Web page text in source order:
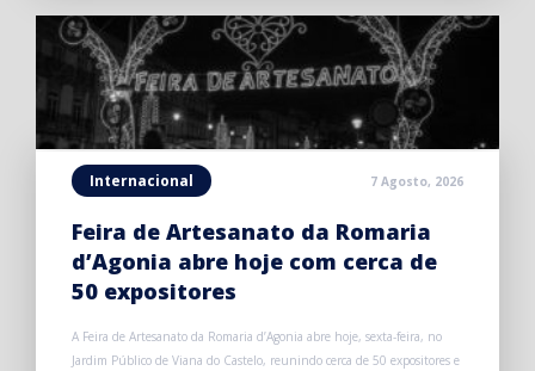
Internacional 7 Agosto, 2026
Feira de Artesanato da Romaria
d’Agonia abre hoje com cerca de
50 expositores
A Feira de Artesanato da Romaria d’Agonia abre hoje, sexta-feira, no
Jardim Público de Viana do Castelo, reunindo cerca de 50 expositores e